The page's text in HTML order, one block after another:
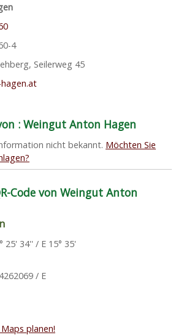
4
, Seilerweg 45
: Weingut Anton Hagen
nicht bekannt. Möchten Sie
Code von Weingut Anton
25' 34'' / E 15° 35'
/ E
planen!